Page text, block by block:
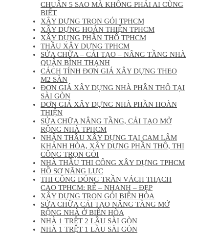
CHUẨN 5 SAO MÀ KHÔNG PHẢI AI CŨNG
BIẾT
XÂY DỰNG TRỌN GÓI TPHCM
XÂY DỰNG HOÀN THIỆN TPHCM
XÂY DỰNG PHẦN THÔ TPHCM
THẦU XÂY DỰNG TPHCM
SỬA CHỮA – CẢI TẠO – NÂNG TẦNG NHÀ
QUẬN BÌNH THẠNH
CÁCH TÍNH ĐƠN GIÁ XÂY DỰNG THEO
M2 SÀN
ĐƠN GIÁ XÂY DỰNG NHÀ PHẦN THÔ TẠI
SÀI GÒN
ĐƠN GIÁ XÂY DỰNG NHÀ PHẦN HOÀN
THIỆN
SỬA CHỮA NÂNG TẦNG, CẢI TẠO MỞ
RỘNG NHÀ TPHCM
NHẬN THẦU XÂY DỰNG TẠI CAM LÂM
KHÁNH HÒA, XÂY DỰNG PHẦN THÔ, THI
CÔNG TRỌN GÓI
NHÀ THẦU THI CÔNG XÂY DỰNG TPHCM
HỒ SƠ NĂNG LỰC
THI CÔNG ĐÓNG TRẦN VÁCH THẠCH
CAO TPHCM: RẺ – NHANH – ĐẸP
XÂY DỰNG TRỌN GÓI BIÊN HÒA
SỬA CHỮA CẢI TẠO NÂNG TẦNG MỞ
RỘNG NHÀ Ở BIÊN HÒA
NHÀ 1 TRỆT 2 LẦU SÀI GÒN
NHÀ 1 TRỆT 1 LẦU SÀI GÒN